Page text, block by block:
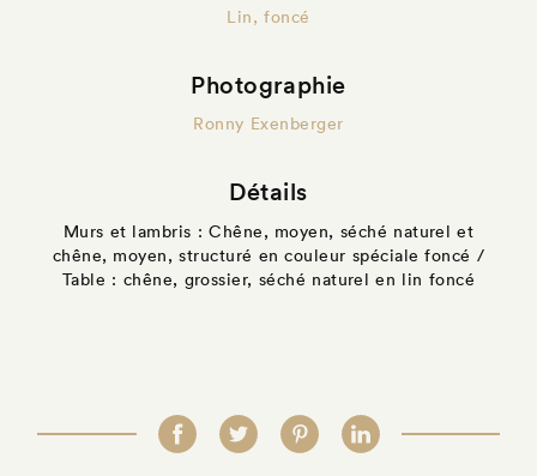
Lin, foncé
Photographie
Ronny Exenberger
Détails
Murs et lambris : Chêne, moyen, séché naturel et
chêne, moyen, structuré en couleur spéciale foncé /
Table : chêne, grossier, séché naturel en lin foncé